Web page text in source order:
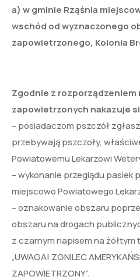
a) w gminie Rząśnia
wschód od wyznaczonego
zapowietrzonego, Kolonia
Zgodnie z rozporządzeniem
zapowietrzonych nakazuje
– posiadaczom pszczół
przebywają pszczoły,
Powiatowemu Lekarzowi
– wykonanie przeglądu pasiek
miejscowo Powiatowego
– oznakowanie obszaru
obszaru na drogach
z czarnym napisem na
„UWAGA! ZGNILEC
ZAPOWIETRZONY”.